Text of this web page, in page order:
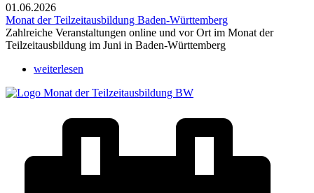
01.06.2026
Monat der Teilzeitausbildung Baden-Württemberg
Zahlreiche Veranstaltungen online und vor Ort im Monat der
Teilzeitausbildung im Juni in Baden-Württemberg
weiterlesen